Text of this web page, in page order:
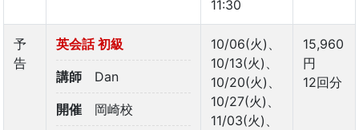
11:30
予
告
英会話 初級
講師 Dan
開催 岡崎校
10/06(火)、
10/13(火)、
10/20(火)、
10/27(火)、
11/03(火)、
15,960
円
12回分